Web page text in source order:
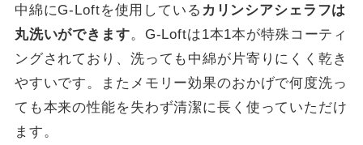
中綿にG-Loftを使用している カリンシアシェラフは
丸洗いができます。G-Loftは1本1本が特殊コーティ
ングされており、洗っても中綿が片寄りにくく乾き
やすいです。またメモリー効果のおかげで何度洗っ
ても本来の性能を失わず清潔に長く使っていただけ
ます。